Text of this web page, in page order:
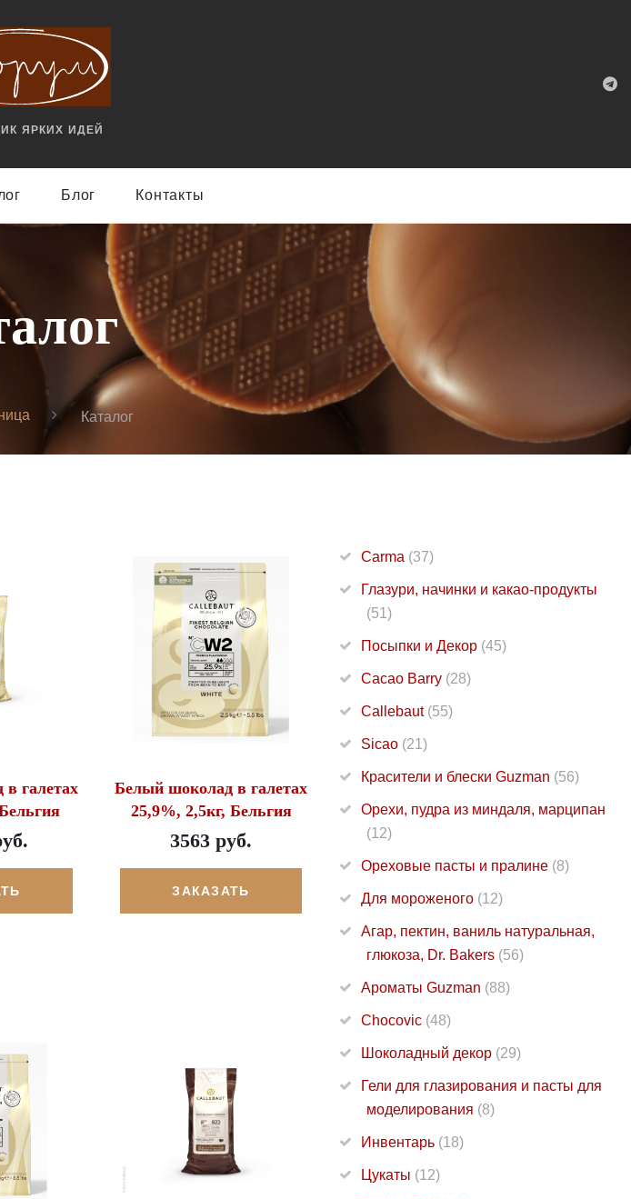
ЯРКИX ИДЕЙ
Блог Контакты
Каталог
галетах
Белый шоколад в галетах
25,9%, 2,5кг, Бельгия
3563 руб.
ЗАКАЗАТЬ
Carma (37)
Глазури, начинки и какао-продукты
(51)
Посыпки и Декор (45)
Cacao Barry (28)
Callebaut (55)
Sicao (21)
Красители и блески Guzman (56)
Орехи, пудра из миндаля, марципан
(12)
Ореховые пасты и пралине (8)
Для мороженого (12)
Агар, пектин, ваниль натуральная,
глюкоза, Dr. Bakers (56)
Ароматы Guzman (88)
Chocovic (48)
Шоколадный декор (29)
Гели для глазирования и пасты для
моделирования (8)
Инвентарь (18)
Цукаты (12)